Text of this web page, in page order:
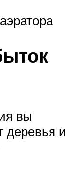
вы
деревья и